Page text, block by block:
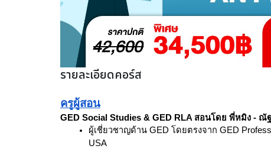
รายละเอียดคอร์ส
ครูผู้สอน
GED Social Studies & GED RLA สอนโดย พี่หมิง -
ผู้เชี่ยวชาญด้าน GED โดยตรงจาก GED
USA